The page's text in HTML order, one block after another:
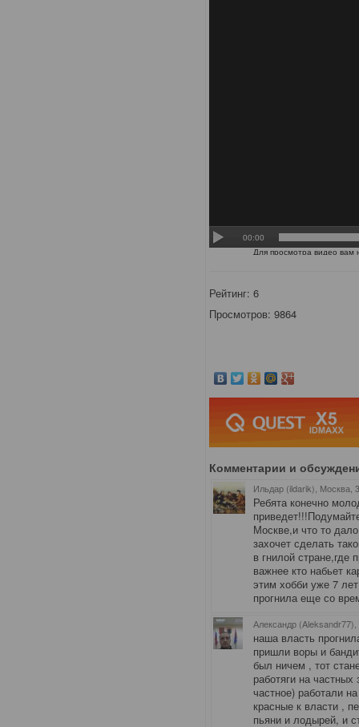
Рейтинг:6
Просмотров: 9864
Комментарии и
Ильдар (ildarik), Москва ,
Ребята конечно
Москве,и что то
захочет сделать
в гнилой
важнее кто набьет
этим хобби уже 7
прогнила еще со
Александр (Aleksandr77),
наша власть
пришли воры и
был ничем , тот
работяги на
частное) работали
красные к власти ,
пьяни и лодырей, и